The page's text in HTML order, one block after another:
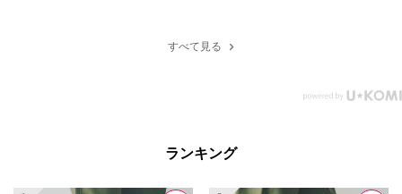
阪急 オーソフィート鶴屋百貨
元を守り、クッション性の高
分好みにカスタムできるパー
で水辺もOKな「カリプソ」
＆「ネプチューン」など、あ
すべて見る
ランキング